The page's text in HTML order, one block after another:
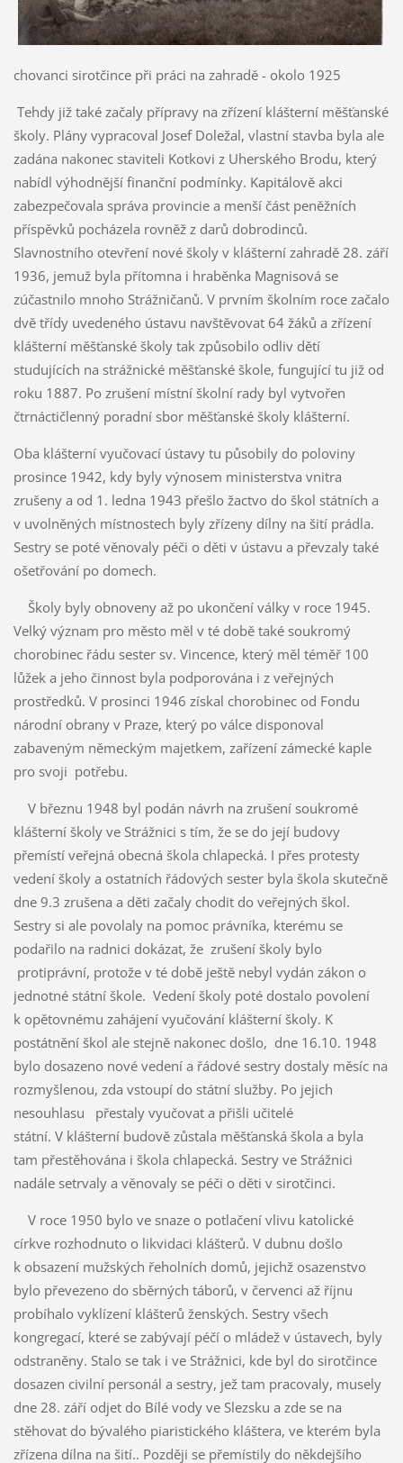
chovanci sirotčince při práci na zahradě - okolo 1925
Tehdy již také začaly přípravy na zřízení klášterní měšťanské
školy. Plány vypracoval Josef Doležal, vlastní stavba byla ale
zadána nakonec staviteli Kotkovi z Uherského Brodu, který
nabídl výhodnější finanční podmínky. Kapitálově akci
zabezpečovala správa provincie a menší část peněžních
příspěvků pocházela rovněž z darů dobrodinců.
Slavnostního otevření nové školy v klášterní zahradě 28. září
1936, jemuž byla přítomna i hraběnka Magnisová se
zúčastnilo mnoho Strážničanů. V prvním školním roce začalo
dvě třídy uvedeného ústavu navštěvovat 64 žáků a zřízení
klášterní měšťanské školy tak způsobilo odliv dětí
studujících na strážnické měšťanské škole, fungující tu již od
roku 1887. Po zrušení místní školní rady byl vytvořen
čtrnáctičlenný poradní sbor měšťanské školy klášterní.
Oba klášterní vyučovací ústavy tu působily do poloviny
prosince 1942, kdy byly výnosem ministerstva vnitra
zrušeny a od 1. ledna 1943 přešlo žactvo do škol státních a
v uvolněných místnostech byly zřízeny dílny na šití prádla.
Sestry se poté věnovaly péči o děti v ústavu a převzaly také
ošetřování po domech.
Školy byly obnoveny až po ukončení války v roce 1945.
Velký význam pro město měl v té době také soukromý
chorobinec řádu sester sv. Vincence, který měl téměř 100
lůžek a jeho činnost byla podporována i z veřejných
prostředků. V prosinci 1946 získal chorobinec od Fondu
národní obrany v Praze, který po válce disponoval
zabaveným německým majetkem, zařízení zámecké kaple
pro svoji potřebu.
V březnu 1948 byl podán návrh na zrušení soukromé
klášterní školy ve Strážnici s tím, že se do její budovy
přemístí veřejná obecná škola chlapecká. I přes protesty
vedení školy a ostatních řádových sester byla škola skutečně
dne 9.3 zrušena a děti začaly chodit do veřejných škol.
Sestry si ale povolaly na pomoc právníka, kterému se
podařilo na radnici dokázat, že zrušení školy bylo
protiprávní, protože v té době ještě nebyl vydán zákon o
jednotné státní škole. Vedení školy poté dostalo povolení
k opětovnému zahájení vyučování klášterní školy. K
postátnění škol ale stejně nakonec došlo, dne 16.10. 1948
bylo dosazeno nové vedení a řádové sestry dostaly měsíc na
rozmyšlenou, zda vstoupí do státní služby. Po jejich
nesouhlasu přestaly vyučovat a přišli učitelé
státní. V klášterní budově zůstala měšťanská škola a byla
tam přestěhována i škola chlapecká. Sestry ve Strážnici
nadále setrvaly a věnovaly se péči o děti v sirotčinci.
V roce 1950 bylo ve snaze o potlačení vlivu katolické
církve rozhodnuto o likvidaci klášterů. V dubnu došlo
k obsazení mužských řeholních domů, jejichž osazenstvo
bylo převezeno do sběrných táborů, v červenci až říjnu
probíhalo vyklízení klášterů ženských. Sestry všech
kongregací, které se zabývají péčí o mládež v ústavech, byly
odstraněny. Stalo se tak i ve Strážnici, kde byl do sirotčince
dosazen civilní personál a sestry, jež tam pracovaly, musely
dne 28. září odjet do Bílé vody ve Slezsku a zde se na
stěhovat do bývalého piaristického kláštera, ve kterém byla
zřízena dílna na šití.. Později se přemístily do někdejšího